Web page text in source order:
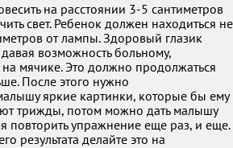
на расстоянии 3-5 сантиметров
свет. Ребенок должен находиться не
от лампы. Здоровый глазик
возможность больному,
мячике. Это должно продолжаться
После этого нужно
яркие картинки, которые бы ему
трижды, потом можно дать малышу
повторить упражнение еще раз, и еще.
результата делайте это на